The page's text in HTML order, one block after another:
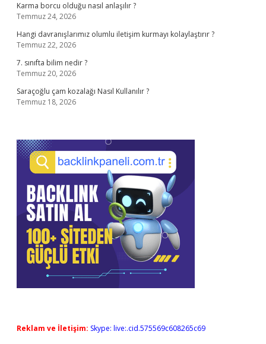
Karma borcu olduğu nasıl anlaşılır ?
Temmuz 24, 2026
Hangi davranışlarımız olumlu iletişim kurmayı kolaylaştırır ?
Temmuz 22, 2026
7. sınıfta bilim nedir ?
Temmuz 20, 2026
Saraçoğlu çam kozalağı Nasıl Kullanılır ?
Temmuz 18, 2026
Reklam ve İletişim: Skype: live:.cid.575569c608265c69